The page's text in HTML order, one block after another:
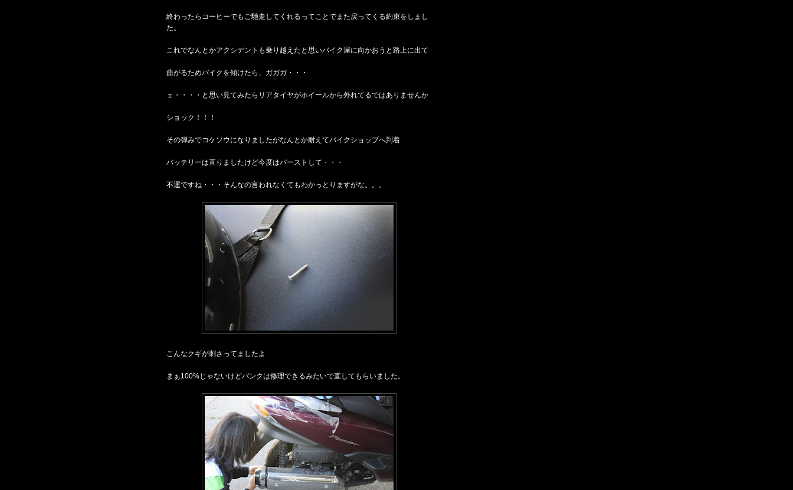
終わったらコーヒーでもご馳走してくれるってことでまた戻ってくる約束をしまし
た。
これでなんとかアクシデントも乗り越えたと思いバイク屋に向かおうと路上に出て
曲がるためバイクを傾けたら、ガガガ・・・
ェ・・・・と思い見てみたらリアタイヤがホイールから外れてるではありませんか
ショック！！！
その弾みでコケソウになりましたがなんとか耐えてバイクショップへ到着
バッテリーは直りましたけど今度はバーストして・・・
不運ですね・・・そんなの言われなくてもわかっとりますがな。。。
こんなクギが刺さってましたよ
まぁ100%じゃないけどパンクは修理できるみたいで直してもらいました。